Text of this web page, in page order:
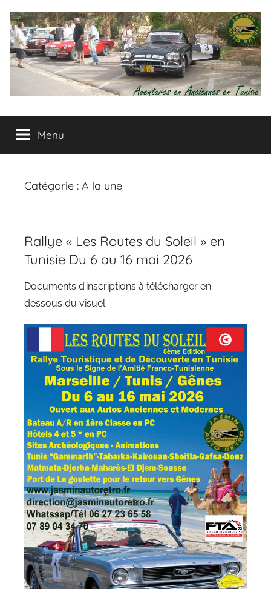
au
contenu
Jasmin
Auto
Retro
Autos
Anciennes
Tunisie
Menu
Catégorie : A la une
Rallye « Les Routes du Soleil » en
Tunisie Du 6 au 16 mai 2026
Documents d’inscriptions à télécharger en
dessous du visuel